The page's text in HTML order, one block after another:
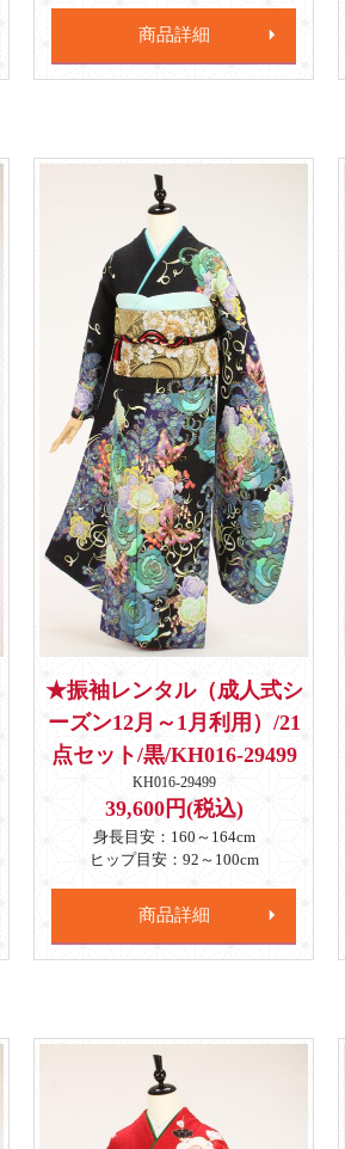
商品詳細
★振袖レンタル（成人式シ
ーズン12月～1月利用）/21
点セット/黒/KH016-29499
KH016-29499
39,600円(税込)
身長目安：160～164cm
ヒップ目安：92～100cm
商品詳細